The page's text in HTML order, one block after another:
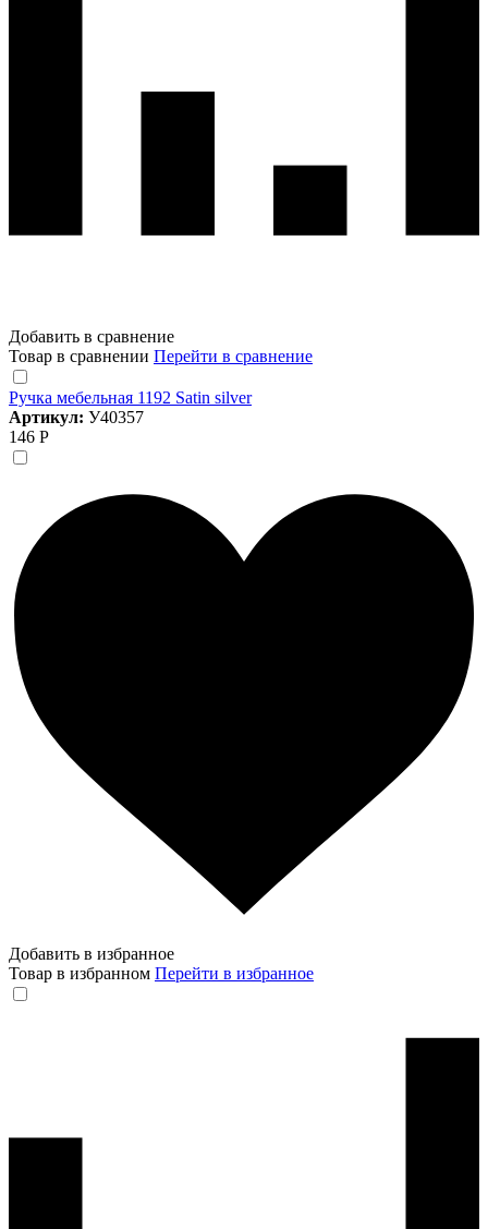
Добавить в сравнение
Товар в сравнении Перейти в сравнение
Ручка мебельная 1192 Satin silver
Артикул: У40357
146 Р
Добавить в избранное
Товар в избранном Перейти в избранное